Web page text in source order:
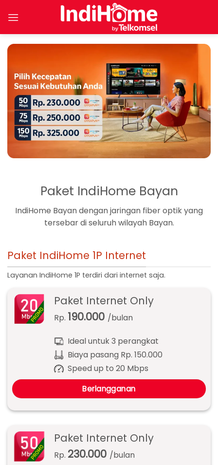
Paket IndiHome Bayan
IndiHome Bayan dengan jaringan fiber optik yang
tersebar di seluruh wilayah Bayan.
Paket IndiHome 1P Internet
Layanan IndiHome 1P terdiri dari internet saja.
Paket Internet Only
Rp. 190.000 /bulan
Ideal untuk 3 perangkat
Biaya pasang Rp. 150.000
Speed up to 20 Mbps
Berlangganan
Paket Internet Only
Rp. 230.000 /bulan